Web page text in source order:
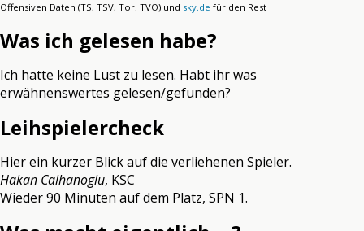
Offensiven Daten (TS, TSV, Tor; TVO) und sky.de für den Rest
Was ich gelesen habe?
Ich hatte keine Lust zu lesen. Habt ihr was
erwähnenswertes gelesen/gefunden?
Leihspielercheck
Hier ein kurzer Blick auf die verliehenen Spieler.
Hakan Calhanoglu, KSC
Wieder 90 Minuten auf dem Platz, SPN 1.